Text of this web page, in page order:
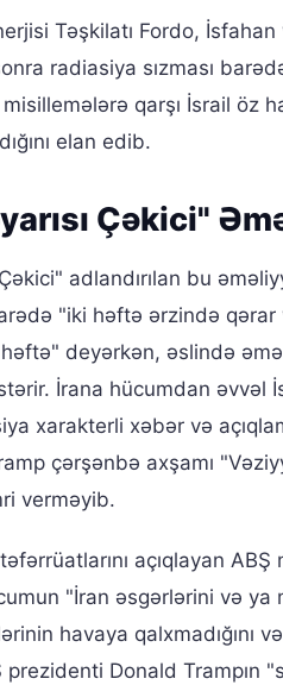
Təşkilatı Fordo,
radiasiya sızması
qarşı İsrail öz
elan edib.
Çəkici"
Çəkici" adlandırılan bu
"iki həftə ərzində
deyərkən, əslində
İrana hücumdan əvvəl
xarakterli xəbər və
çərşənbə axşamı
verməyib.
açıqlayan
"İran əsgərlərini və ya
havaya
prezidenti Donald Trampın